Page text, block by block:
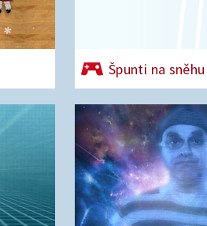
Špunti na sněhu